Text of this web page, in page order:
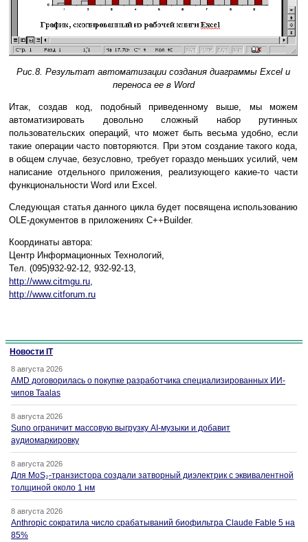
Рис.8. Результат автоматизации создания диаграммы Excel и
переноса ее в Word
Итак, создав код, подобный приведенному выше, мы можем
автоматизировать довольно сложный набор рутинных
пользовательских операций, что может быть весьма удобно, если
такие операции часто повторяются. При этом создание такого кода,
в общем случае, безусловно, требует гораздо меньших усилий, чем
написание отдельного приложения, реализующего какие-то части
функциональности Word или Excel.
Следующая статья данного цикла будет посвящена использованию
OLE-документов в приложениях C++Builder.
Координаты автора:
Центр Информационных Технологий,
Тел. (095)932-92-12, 932-92-13,
http://www.citmgu.ru
http://www.citforum.ru
Новости IT
8 августа 2026
AMD договорилась о покупке разработчика специализированных ИИ-
чипов Taalas
8 августа 2026
Suno ограничит массовую выгрузку AI-музыки и добавит
аудиомаркировку
8 августа 2026
Для MoS₂-транзистора создали затворный диэлектрик с эквивалентной
толщиной около 1 нм
8 августа 2026
Anthropic сократила число срабатываний биофильтра Claude Fable 5 на
85%